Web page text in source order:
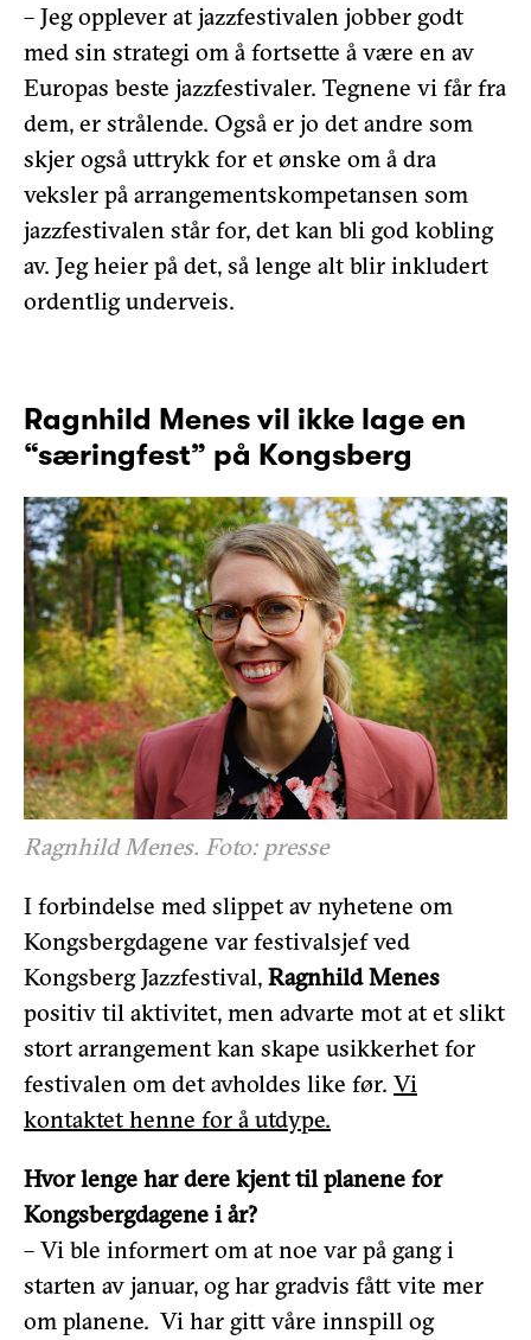
– Jeg opplever at jazzfestivalen jobber godt
med sin strategi om å fortsette å være en av
Europas beste jazzfestivaler. Tegnene vi får fra
dem, er strålende. Også er jo det andre som
skjer også uttrykk for et ønske om å dra
veksler på arrangementskompetansen som
jazzfestivalen står for, det kan bli god kobling
av. Jeg heier på det, så lenge alt blir inkludert
ordentlig underveis.
Ragnhild Menes vil ikke lage en
“særingfest” på Kongsberg
Ragnhild Menes. Foto: presse
I forbindelse med slippet av nyhetene om
Kongsbergdagene var festivalsjef ved
Kongsberg Jazzfestival, Ragnhild Menes
positiv til aktivitet, men advarte mot at et slikt
stort arrangement kan skape usikkerhet for
festivalen om det avholdes like før. Vi
kontaktet henne for å utdype.
Hvor lenge har dere kjent til planene for
Kongsbergdagene i år?
– Vi ble informert om at noe var på gang i
starten av januar, og har gradvis fått vite mer
om planene. Vi har gitt våre innspill og